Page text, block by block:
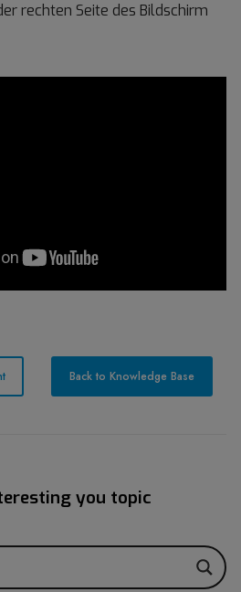
rechten Seite des Bildschirm
Back to Knowledge Base
you topic